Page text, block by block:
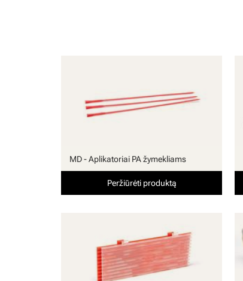
MD - Aplikatoriai PA žymekliams
Peržiūrėti produktą